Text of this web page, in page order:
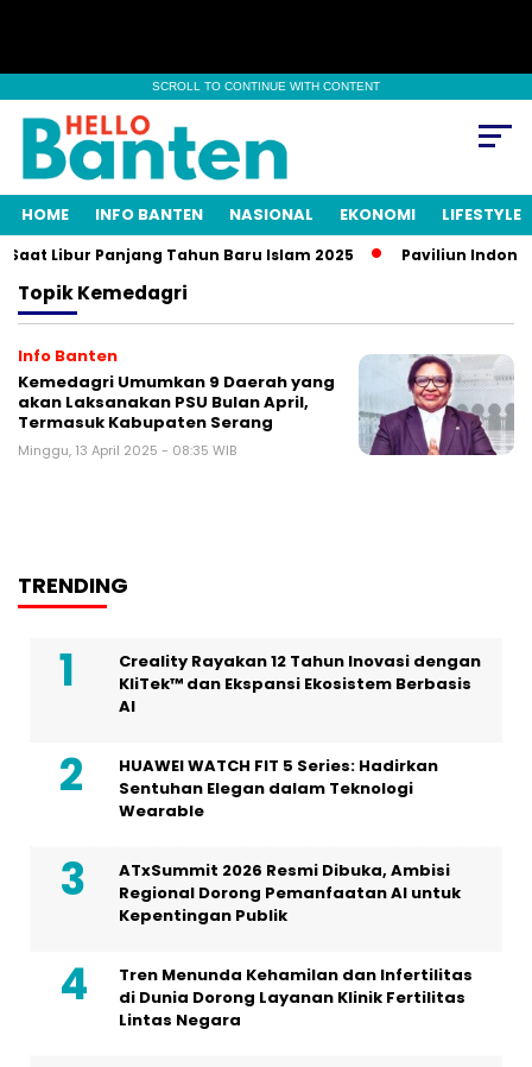
SCROLL TO CONTINUE WITH CONTENT
HOME INFO BANTEN NASIONAL EKONOMI LIFESTYLE
Libur Panjang Tahun Baru Islam 2025 Paviliun
TopikKemedagri
Info Banten
Kemedagri Umumkan 9 Daerah yang
akan Laksanakan PSU Bulan April,
Termasuk Kabupaten Serang
Minggu, 13 April 2025 - 08:35 WIB
TRENDING
Creality Rayakan 12 Tahun Inovasi dengan
KliTek™ dan Ekspansi Ekosistem Berbasis
AI
HUAWEI WATCH FIT 5 Series: Hadirkan
Sentuhan Elegan dalam Teknologi
Wearable
ATxSummit 2026 Resmi Dibuka, Ambisi
Regional Dorong Pemanfaatan AI untuk
Kepentingan Publik
Tren Menunda Kehamilan dan Infertilitas
di Dunia Dorong Layanan Klinik Fertilitas
Lintas Negara